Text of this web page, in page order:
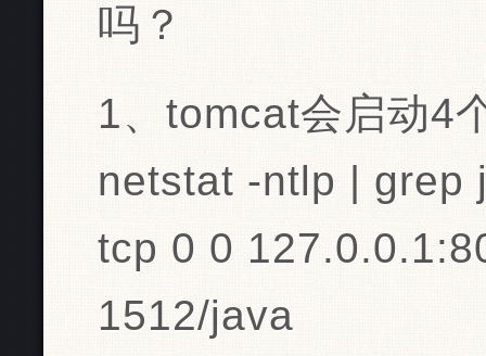
吗？
1、tomcat会启动4
netstat -ntlp | grep
tcp 0 0
1512/java